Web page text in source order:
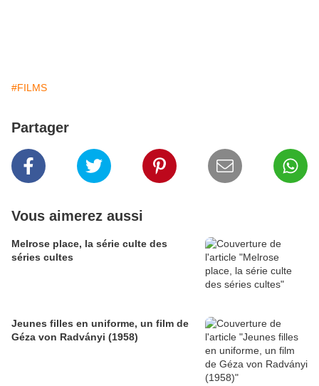
#FILMS
Partager
Vous aimerez aussi
Melrose place, la série culte des
séries cultes
Jeunes filles en uniforme, un film de
Géza von Radványi (1958)